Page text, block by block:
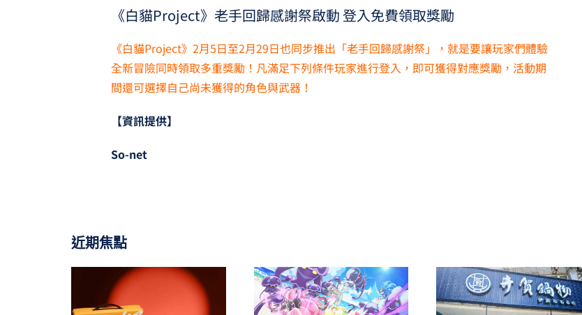
《白貓Project》老手回歸感謝祭啟動 登入免費領取獎勵
《白貓Project》2月5日至2月29日也同步推出「老手回歸感謝祭」，就是要讓玩家們體驗
全新冒險同時領取多重獎勵！凡滿足下列條件玩家進行登入，即可獲得對應獎勵，活動期
間還可選擇自己尚未獲得的角色與武器！
【資訊提供】
So-net
近期焦點